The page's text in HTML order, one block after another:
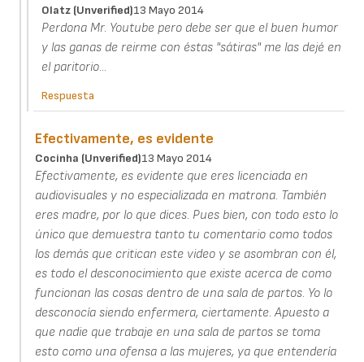
Olatz (unverified)13 Mayo 2014
Perdona Mr. Youtube pero debe ser que el buen humor
y las ganas de reirme con éstas "sátiras" me las dejé en
el paritorio...
Respuesta
Efectivamente, es evidente
Cocinha (unverified)13 Mayo 2014
Efectivamente, es evidente que eres licenciada en
audiovisuales y no especializada en matrona. También
eres madre, por lo que dices. Pues bien, con todo esto lo
único que demuestra tanto tu comentario como todos
los demás que critican este video y se asombran con él,
es todo el desconocimiento que existe acerca de como
funcionan las cosas dentro de una sala de partos. Yo lo
desconocía siendo enfermera, ciertamente. Apuesto a
que nadie que trabaje en una sala de partos se toma
esto como una ofensa a las mujeres, ya que entendería